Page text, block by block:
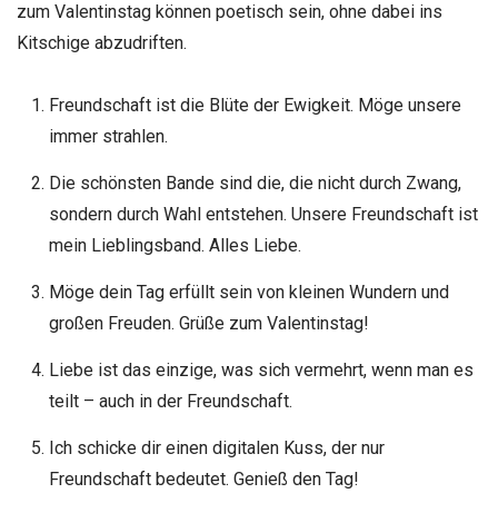
zum Valentinstag können poetisch sein, ohne dabei ins
Kitschige abzudriften.
Freundschaft ist die Blüte der Ewigkeit. Möge unsere
immer strahlen.
Die schönsten Bande sind die, die nicht durch Zwang,
sondern durch Wahl entstehen. Unsere Freundschaft ist
mein Lieblingsband. Alles Liebe.
Möge dein Tag erfüllt sein von kleinen Wundern und
großen Freuden. Grüße zum Valentinstag!
Liebe ist das einzige, was sich vermehrt, wenn man es
teilt – auch in der Freundschaft.
Ich schicke dir einen digitalen Kuss, der nur
Freundschaft bedeutet. Genieß den Tag!